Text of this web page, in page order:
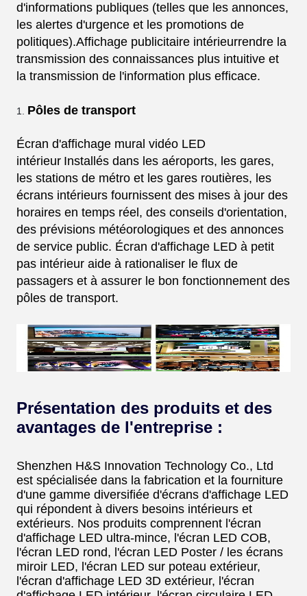
d'informations publiques (telles que les annonces,
les alertes d'urgence et les promotions de
politiques).Affichage publicitaire intérieurrendre la
transmission des connaissances plus intuitive et
la transmission de l'information plus efficace.
Pôles de transport
Écran d'affichage mural vidéo LED
intérieur Installés dans les aéroports, les gares,
les stations de métro et les gares routières, les
écrans intérieurs fournissent des mises à jour des
horaires en temps réel, des conseils d'orientation,
des prévisions météorologiques et des annonces
de service public. Écran d'affichage LED à petit
pas intérieur aide à rationaliser le flux de
passagers et à assurer le bon fonctionnement des
pôles de transport.
Présentation des produits et des
avantages de l'entreprise :
Shenzhen H&S Innovation Technology Co., Ltd
est spécialisée dans la fabrication et la fourniture
d'une gamme diversifiée d'écrans d'affichage LED
qui répondent à divers besoins intérieurs et
extérieurs. Nos produits comprennent l'écran
d'affichage LED ultra-mince, l'écran LED COB,
l'écran LED rond, l'écran LED Poster / les écrans
miroir LED, l'écran LED sur poteau extérieur,
l'écran d'affichage LED 3D extérieur, l'écran